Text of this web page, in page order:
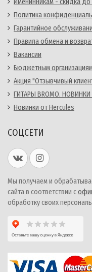
Именинникам - скидка до
Политика
Гарантийное
Правила обмена и
Вакансии
Бюджетным
Акция "Отзывчивый
ГИТАРЫ BROMO. НОВИНКИ
Новинки от Hercules
СОЦСЕТИ
Мы получаем и
сайта в соответствии с
обработку своих